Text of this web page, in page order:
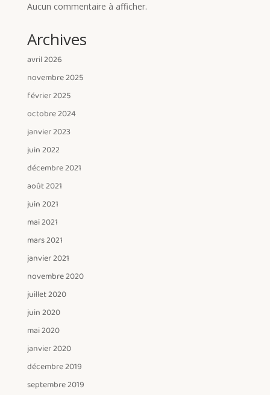
Aucun commentaire à afficher.
Archives
avril 2026
novembre 2025
février 2025
octobre 2024
janvier 2023
juin 2022
décembre 2021
août 2021
juin 2021
mai 2021
mars 2021
janvier 2021
novembre 2020
juillet 2020
juin 2020
mai 2020
janvier 2020
décembre 2019
septembre 2019